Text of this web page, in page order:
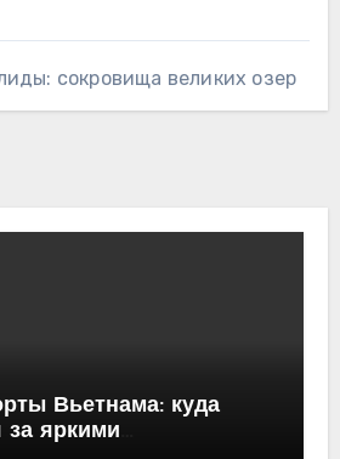
сокровища великих озер
Вьетнама: куда
за яркими